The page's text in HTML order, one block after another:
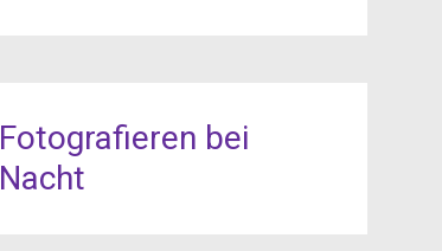
Fotografieren bei
Nacht